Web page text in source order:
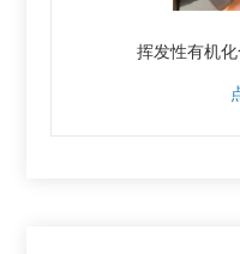
挥发性有机